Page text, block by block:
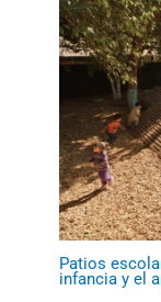
Patios
infancia y el